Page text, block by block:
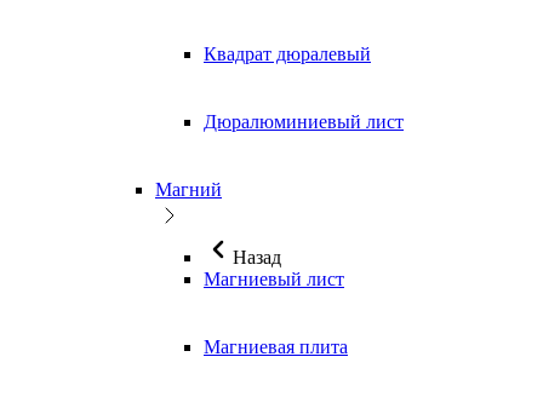
Квадрат дюралевый
Дюралюминиевый лист
Магний
Назад
Магниевый лист
Магниевая плита